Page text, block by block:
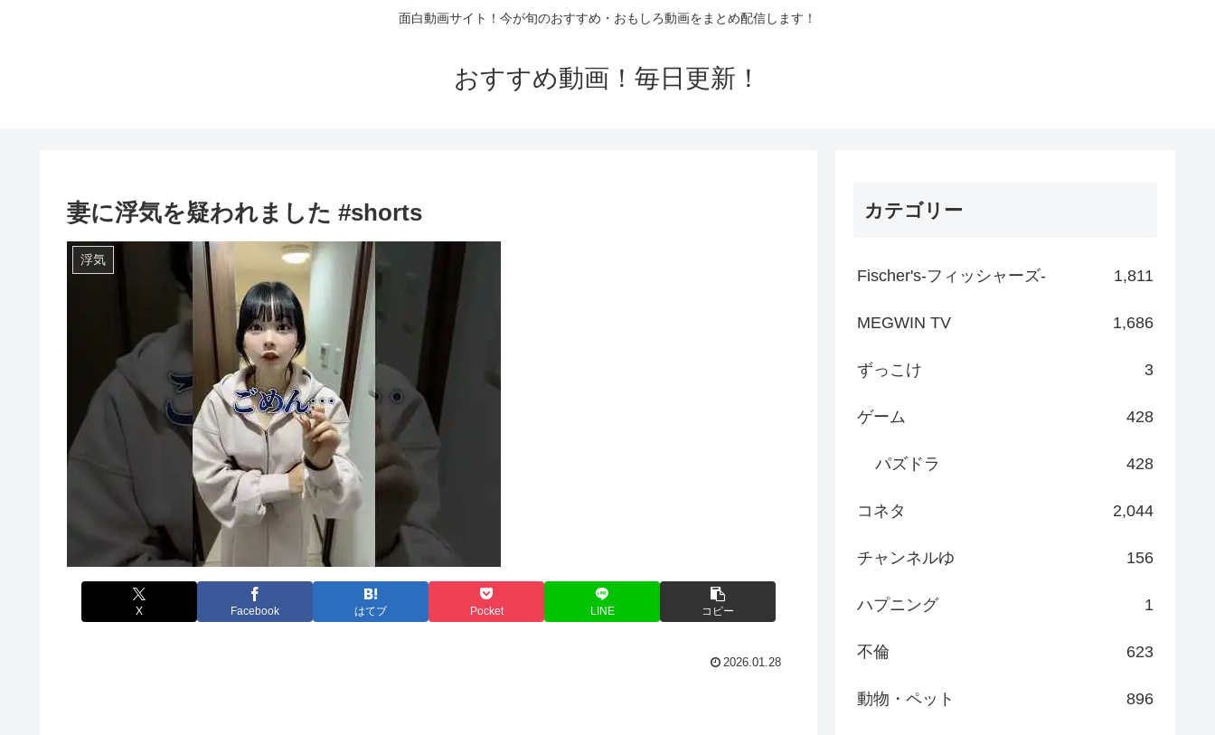
面白動画サイト！今が旬のおすすめ・おもしろ動画をまとめ配信します！
おすすめ動画！毎日更新！
妻に浮気を疑われました #shorts
浮気
X Facebook はてブ Pocket LINE コピー
2026.01.28
カテゴリー
Fischer's-フィッシャーズ- 1,811
MEGWIN TV 1,686
ずっこけ 3
ゲーム 428
パズドラ 428
コネタ 2,044
チャンネルゆ 156
ハプニング 1
不倫 623
動物・ペット 896